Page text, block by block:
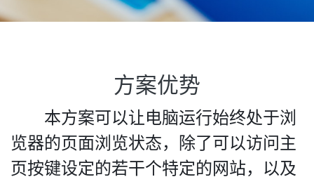
方案优势
本方案可以让电脑运行始终处于浏
览器的页面浏览状态，除了可以访问主
页按键设定的若干个特定的网站，以及